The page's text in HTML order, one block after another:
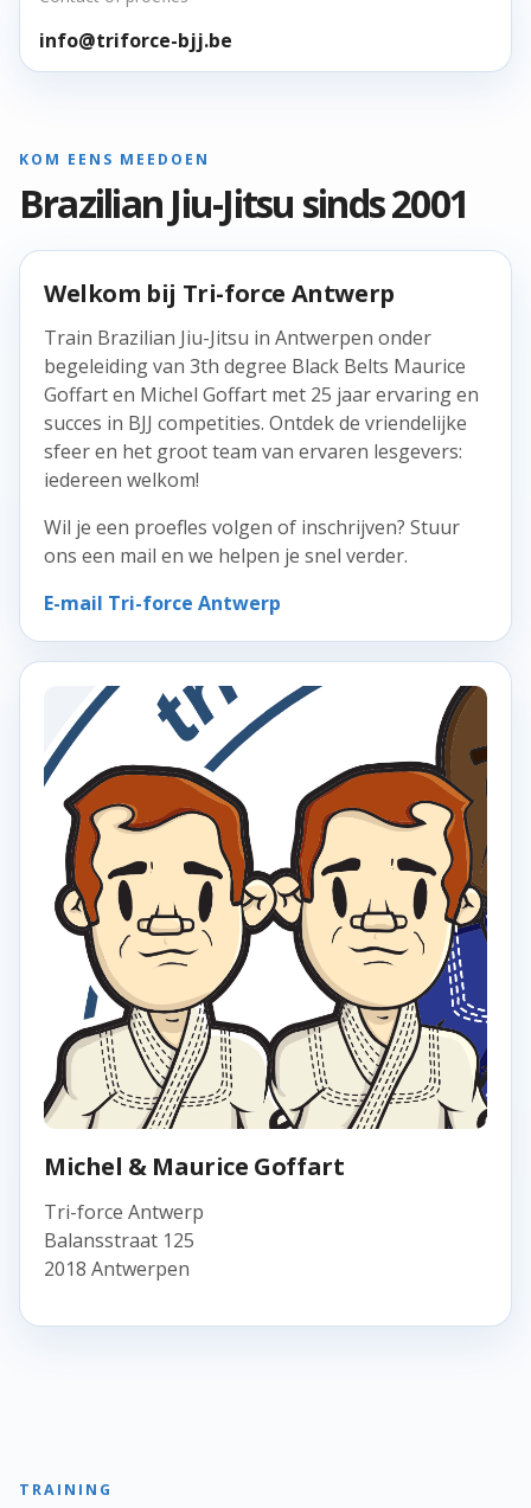
info@triforce-bjj.be
KOM EENS MEEDOEN
Brazilian Jiu-Jitsu sinds 2001
Welkom bij Tri-force Antwerp
Train Brazilian Jiu-Jitsu in Antwerpen onder
begeleiding van 3th degree Black Belts Maurice
Goffart en Michel Goffart met 25 jaar ervaring en
succes in BJJ competities. Ontdek de vriendelijke
sfeer en het groot team van ervaren lesgevers:
iedereen welkom!
Wil je een proefles volgen of inschrijven? Stuur
ons een mail en we helpen je snel verder.
E-mail Tri-force Antwerp
Michel & Maurice Goffart
Tri-force Antwerp
Balansstraat 125
2018 Antwerpen
TRAINING